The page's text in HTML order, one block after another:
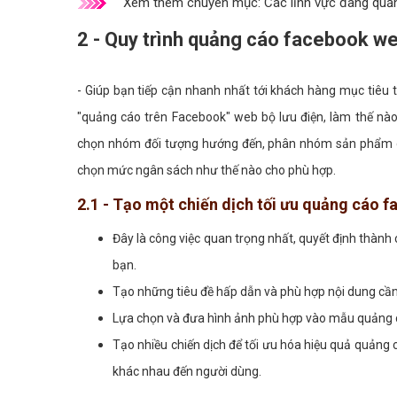
2 - Quy trình quảng cáo facebook
- Giúp bạn tiếp cận nhanh nhất tới khách hàng mục
"quảng cáo trên Facebook" web bộ lưu điện, làm thế
chọn nhóm đối tượng hướng đến, phân nhóm sản
chọn mức ngân sách như thế nào cho phù hợp.
2.1 - Tạo một chiến dịch tối ưu quảng cáo
Đây là công việc quan trọng nhất, quyết định
bạn.
Tạo những tiêu đề hấp dẫn và phù hợp nội dung
Lựa chọn và đưa hình ảnh phù hợp vào mẫu
Tạo nhiều chiến dịch để tối ưu hóa hiệu quả
khác nhau đến người dùng.